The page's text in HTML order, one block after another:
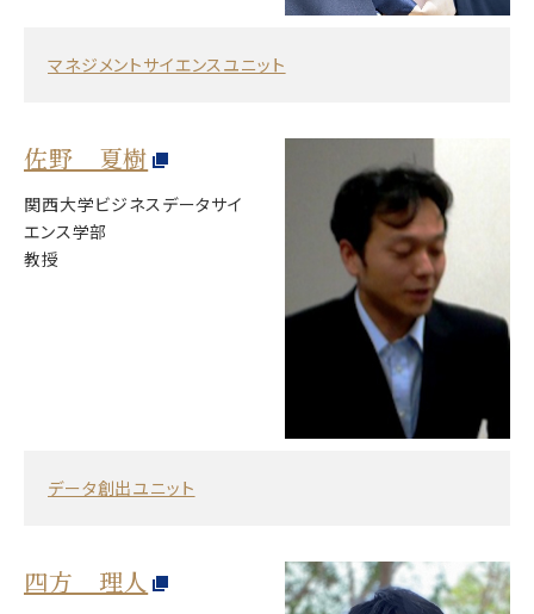
マネジメントサイエンスユニット
佐野 夏樹
関西大学ビジネスデータサイ
エンス学部
教授
データ創出ユニット
四方 理人